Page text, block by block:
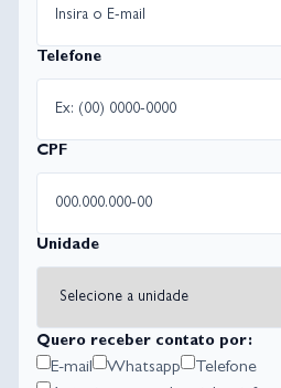
Telefone
CPF
Unidade
Quero receber contato por:
E-mail Whatsapp
Telefone